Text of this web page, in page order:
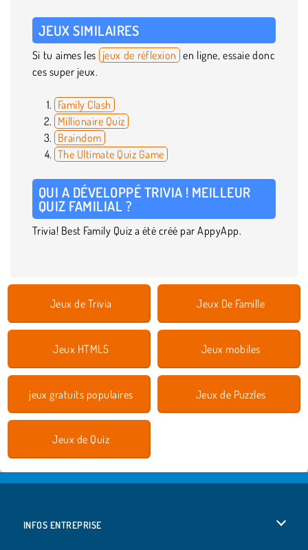
JEUX SIMILAIRES
Si tu aimes les jeux de réflexion en ligne, essaie donc
ces super jeux.
Family Clash
Millionaire Quiz
Braindom
The Ultimate Quiz Game
QUI A DÉVELOPPÉ TRIVIA ! MEILLEUR
QUIZ FAMILIAL ?
Trivia! Best Family Quiz a été créé par AppyApp.
Jeux de Trivia Jeux De Famille
Jeux HTML5 Jeux mobiles
jeux gratuits populaires Jeux de Puzzles
Jeux de Quiz
INFOS ENTREPRISE